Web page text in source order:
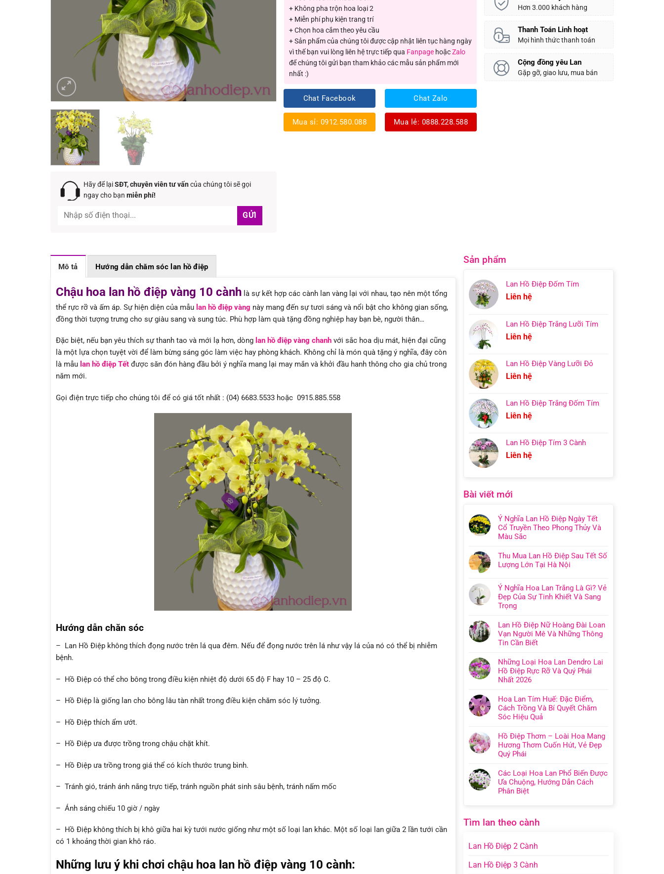
Hãy để lạiSĐT, chuyên viên tư vấncủa chúng tôi sẽ gọi
ngay cho bạn miễn phí!
+ Không pha trộn hoa loại 2
+ Miễn phí phụ kiện trang trí
+ Chọn hoa cắm theo yêu cầu
+ Sản phẩm của chúng tôi được cập nhật liên tục hàng ngày
vì thế bạn vui lòng liên hệ trực tiếp qua FanpagehoặcZalo
để chúng tôi gửi bạn tham khảo các mẫu sản phẩm mới
nhất :)
Chat Facebook
Mua sỉ: 0912.580.088
Chat Zalo
Mua lẻ: 0888.228.588
Hơn 3.000 khách hàng
Thanh Toán Linh hoạt
Mọi hình thức thanh toán
Cộng đồng yêu Lan
Gặp gỡ, giao lưu, mua bán
Mô tả Hướng dẫn chăm sóc lan hồ điệp
Chậu hoa lan hồ điệp vàng 10 cành là sự kết hợp các cành lan vàng lại với nhau, tạo nên một tổng
thể rực rỡ và ấm áp. Sự hiện diện của mẫu lan hồ điệp vàng này mang đến sự tươi sáng và nổi bật cho không gian sống,
đồng thời tượng trưng cho sự giàu sang và sung túc. Phù hợp làm quà tặng đồng nghiệp hay bạn bè, người thân…
Đặc biệt, nếu bạn yêu thích sự thanh tao và mới lạ hơn, dòng lan hồ điệp vàng chanh với sắc hoa dịu mát, hiện đại cũng
là một lựa chọn tuyệt vời để làm bừng sáng góc làm việc hay phòng khách. Không chỉ là món quà tặng ý nghĩa, đây còn
là mẫu lan hồ điệp Tết được săn đón hàng đầu bởi ý nghĩa mang lại may mắn và khởi đầu hanh thông cho gia chủ trong
năm mới.
Gọi điện trực tiếp cho chúng tôi để có giá tốt nhất : (04) 6683.5533 hoặc 0915.885.558
Hướng dẫn chăn sóc
– Lan Hồ Điệp không thích đọng nước trên lá qua đêm. Nếu để đọng nước trên lá như vậy lá của nó có thể bị nhiễm
bệnh.
– Hồ Điệp có thể cho bông trong điều kiện nhiệt độ dưới 65 độ F hay 10 – 25 độ C.
– Hồ Điệp là giống lan cho bông lâu tàn nhất trong điều kiện chăm sóc lý tưởng.
– Hồ Điệp thích ẩm ướt.
– Hồ Điệp ưa được trồng trong chậu chặt khít.
– Hồ Điệp ưa trồng trong giá thể có kích thước trung bình.
– Tránh gió, tránh ánh nắng trực tiếp, tránh nguồn phát sinh sâu bệnh, tránh nấm mốc
– Ánh sáng chiếu 10 giờ / ngày
– Hồ Điệp không thích bị khô giữa hai kỳ tưới nước giống như một số loại lan khác. Một số loại lan giữa 2 lần tưới cần
có 1 khoảng thời gian khô ráo.
Những lưu ý khi chơi chậu hoa lan hồ điệp vàng 10 cành:
Sản phẩm
Lan Hồ Điệp Đốm Tím
Liên hệ
Lan Hồ Điệp Trắng Lưỡi Tím
Liên hệ
Lan Hồ Điệp Vàng Lưỡi Đỏ
Liên hệ
Lan Hồ Điệp Trắng Đốm Tím
Liên hệ
Lan Hồ Điệp Tím 3 Cành
Liên hệ
Bài viết mới
Ý Nghĩa Lan Hồ Điệp Ngày Tết
Cổ Truyền Theo Phong Thủy Và
Màu Sắc
Thu Mua Lan Hồ Điệp Sau Tết Số
Lượng Lớn Tại Hà Nội
Ý Nghĩa Hoa Lan Trắng Là Gì? Vẻ
Đẹp Của Sự Tinh Khiết Và Sang
Trọng
Lan Hồ Điệp Nữ Hoàng Đài Loan
Vạn Người Mê Và Những Thông
Tin Cần Biết
Những Loại Hoa Lan Dendro Lai
Hồ Điệp Rực Rỡ Và Quý Phái
Nhất 2026
Hoa Lan Tím Huế: Đặc Điểm,
Cách Trồng Và Bí Quyết Chăm
Sóc Hiệu Quả
Hồ Điệp Thơm – Loài Hoa Mang
Hương Thơm Cuốn Hút, Vẻ Đẹp
Quý Phái
Các Loại Hoa Lan Phổ Biến Được
Ưa Chuộng, Hướng Dẫn Cách
Phân Biệt
Tìm lan theo cành
Lan Hồ Điệp 2 Cành
Lan Hồ Điệp 3 Cành